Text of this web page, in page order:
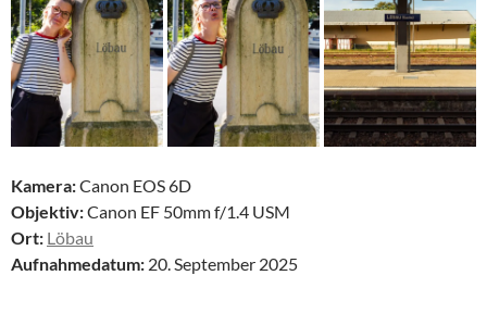
Kamera:Canon EOS 6D
Objektiv:Canon EF 50mm f/1.4 USM
Ort: Löbau
Aufnahmedatum: 20. September 2025